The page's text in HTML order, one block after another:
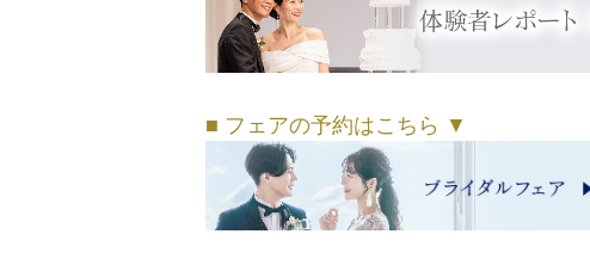
■ フェアの予約はこちら ▼